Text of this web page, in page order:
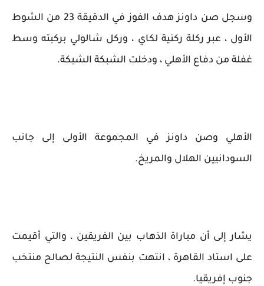
وسجل صن داونز هدف الفوز في الدقيقة 23 من الشوط
الأول ، عبر ركلة ركنية لكاي ، وركل شالولي بركبته وسط
غفلة من دفاع الأهلي ، ودخلت الشبكة الشبكة.
الأهلي وصن داونز في المجموعة الأولى إلى جانب
السودانيين الهلال والمريخ.
يشار إلى أن مباراة الذهاب بين الفريقين ، والتي أقيمت
على استاد القاهرة ، انتهت بنفس النتيجة لصالح منتخب
جنوب إفريقيا.